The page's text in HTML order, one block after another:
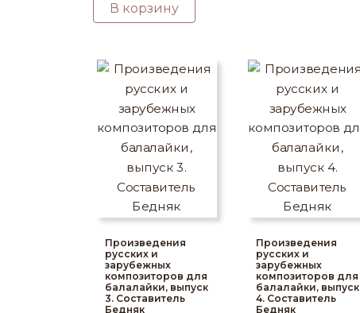
В корзину
Произведения
русских и
зарубежных
композиторов для
балалайки, выпуск
3. Составитель
Бедняк
Произведения
русских и
зарубежных
композиторов для
балалайки, выпуск
4. Составитель
Бедняк